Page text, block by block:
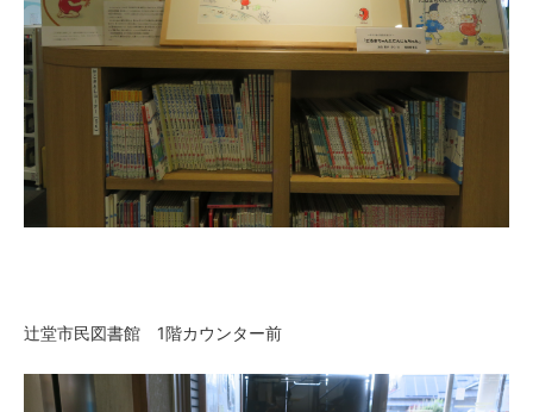
辻堂市民図書館 1階カウンター前